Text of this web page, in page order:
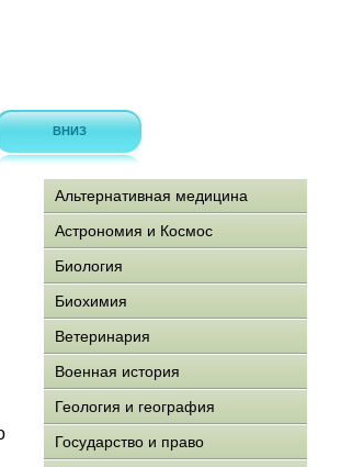
ВНИЗ
Альтернативная медицина
Астрономия и Космос
Биология
Биохимия
Ветеринария
Военная история
Геология и география
Государство и право